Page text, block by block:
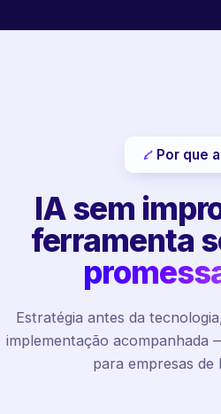
Por que
IA sem
ferramenta
Estratégia antes da
implementação
para empresas de